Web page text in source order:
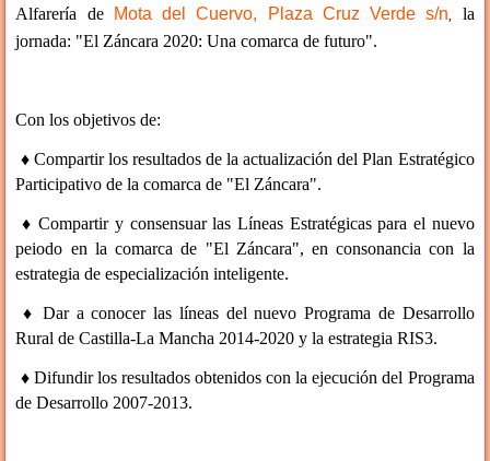
Alfarería de Mota del Cuervo, Plaza Cruz Verde s/n,
la
jornada: "El Záncara 2020: Una comarca de futuro".
Con los objetivos de:
♦ Compartir los resultados de la actualización del Plan Estratégico
Participativo de la comarca de "El Záncara".
♦ Compartir y consensuar las Líneas Estratégicas para el nuevo
peiodo en la comarca de "El Záncara", en consonancia con la
estrategia de especialización inteligente.
♦ Dar a conocer las líneas del nuevo Programa de Desarrollo
Rural de Castilla-La Mancha 2014-2020 y la estrategia RIS3.
♦ Difundir los resultados obtenidos con la ejecución del Programa
de Desarrollo 2007-2013.